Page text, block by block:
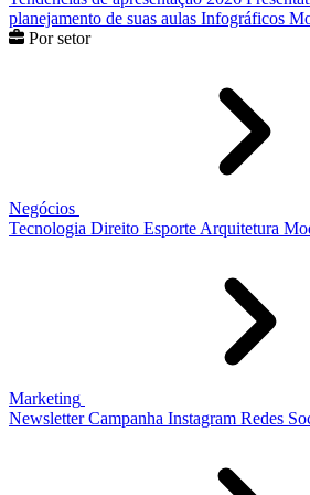
planejamento de suas aulas Infográficos
Por setor
Negócios
Tecnologia Direito Esporte Arquitetura
Marketing
Newsletter Campanha Instagram Redes